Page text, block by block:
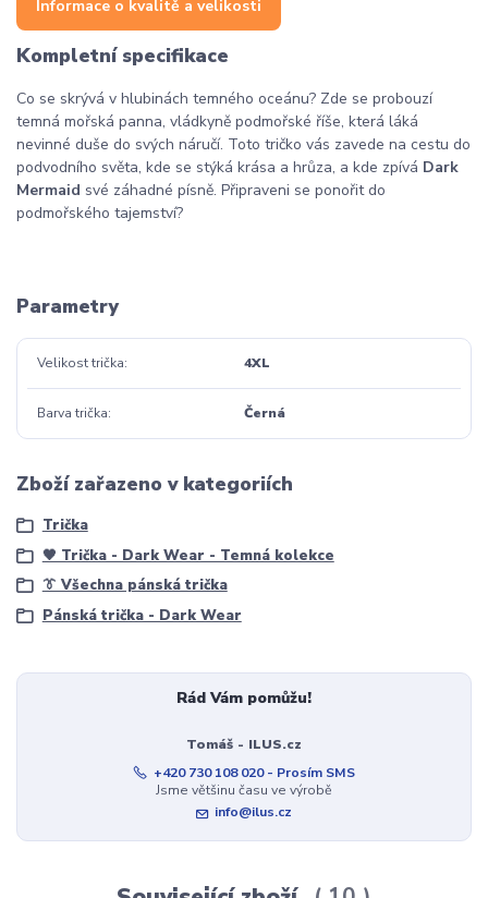
Informace o kvalitě a velikosti
Kompletní specifikace
Co se skrývá v hlubinách temného oceánu? Zde se probouzí
temná mořská panna, vládkyně podmořské říše, která láká
nevinné duše do svých náručí. Toto tričko vás zavede na cestu do
podvodního světa, kde se stýká krása a hrůza, a kde zpívá Dark
Mermaid své záhadné písně. Připraveni se ponořit do
podmořského tajemství?
Parametry
Velikost trička 4XL
Barva trička Černá
Zboží zařazeno v kategoriích
Trička
🖤 Trička - Dark Wear - Temná kolekce
👔 Všechna pánská trička
Pánská trička - Dark Wear
Rád Vám pomůžu!
Tomáš - ILUS.cz
+420 730 108 020 - Prosím SMS
Jsme většinu času ve výrobě
info@ilus.cz